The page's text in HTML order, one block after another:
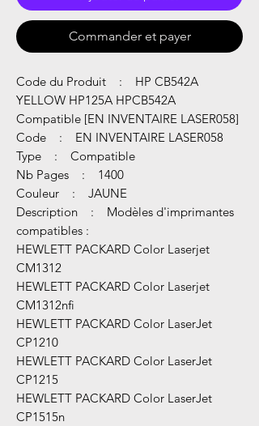
Commander et payer
Code du Produit : HP CB542A
YELLOW HP125A HPCB542A
Compatible [EN INVENTAIRE LASER058]
Code : EN INVENTAIRE LASER058
Type : Compatible
Nb Pages : 1400
Couleur : JAUNE
Description : Modèles d'imprimantes
compatibles :
HEWLETT PACKARD Color Laserjet
CM1312
HEWLETT PACKARD Color Laserjet
CM1312nfi
HEWLETT PACKARD Color LaserJet
CP1210
HEWLETT PACKARD Color LaserJet
CP1215
HEWLETT PACKARD Color LaserJet
CP1515n